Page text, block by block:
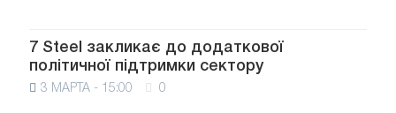
7 Steel закликає до додаткової
політичної підтримки сектору
3 МАРТА - 15:00 0